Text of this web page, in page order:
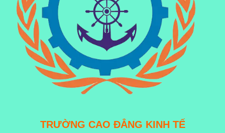
TRƯỜNG CAO ĐẲNG KINH TẾ